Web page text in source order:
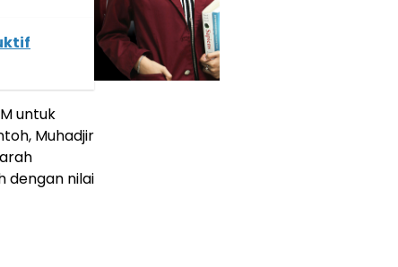
untuk
Muhadjir
dengan nilai